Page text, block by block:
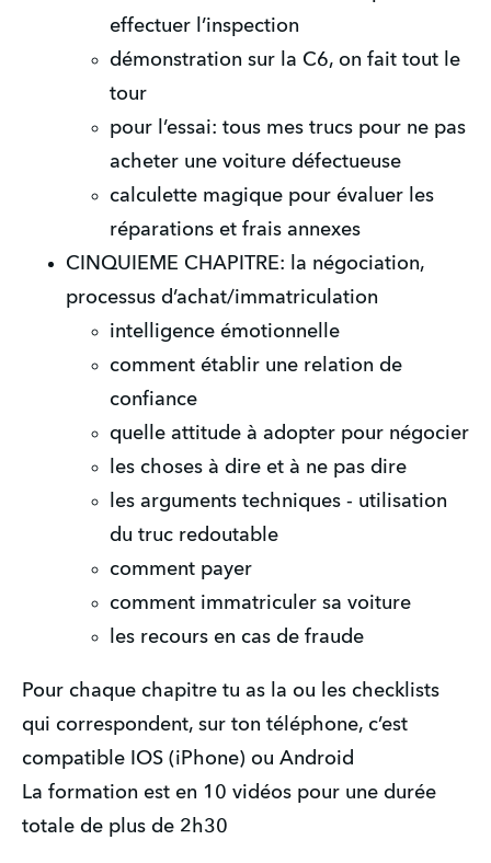
effectuer l’inspection
démonstration sur la C6, on fait tout le
tour
pour l’essai: tous mes trucs pour ne pas
acheter une voiture défectueuse
calculette magique pour évaluer les
réparations et frais annexes
CINQUIEME CHAPITRE: la négociation,
processus d’achat/immatriculation
intelligence émotionnelle
comment établir une relation de
confiance
quelle attitude à adopter pour négocier
les choses à dire et à ne pas dire
les arguments techniques - utilisation
du truc redoutable
comment payer
comment immatriculer sa voiture
les recours en cas de fraude
Pour chaque chapitre tu as la ou les checklists
qui correspondent, sur ton téléphone, c’est
compatible IOS (iPhone) ou Android
La formation est en 10 vidéos pour une durée
totale de plus de 2h30